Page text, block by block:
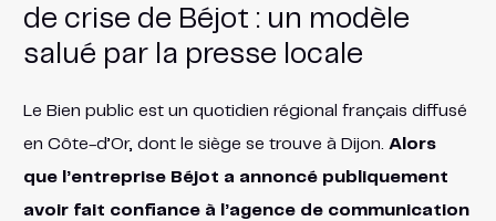
de crise de Béjot : un modèle
salué par la presse locale
Le Bien public est un quotidien régional français diffusé
en Côte-d’Or, dont le siège se trouve à Dijon. Alors
que l’entreprise Béjot a annoncé publiquement
avoir fait confiance à l’agence de communication